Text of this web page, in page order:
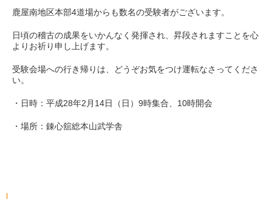
鹿屋南地区本部4道場からも数名の受験者がございます。
日頃の稽古の成果をいかんなく発揮され、昇段されますことを心
よりお祈り申し上げます。
受験会場への行き帰りは、どうぞお気をつけ運転なさってくださ
い。
・日時：平成28年2月14日（日）9時集合、10時開会
・場所：錬心舘総本山武学舎